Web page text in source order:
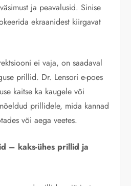
ja peavalusid. Sinise
ekraanidest kiirgavat
ei vaja, on saadaval
prillid. Dr. Lensori e-poes
kaitse ka kaugele või
prillidele, mida kannad
või aega veetes.
– kaks-ühes prillid ja